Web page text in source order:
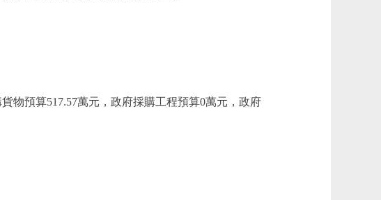
預算517.57萬元，政府採購工程預算0萬元，政府